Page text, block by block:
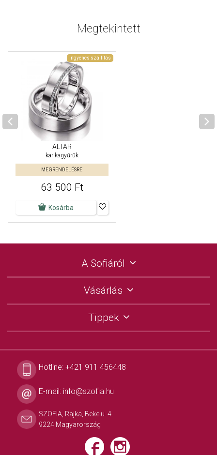
Megtekintett
Ingyenes szállítás
ALTAR
karikagyűrűk
MEGRENDELÉSRE
63 500 Ft
Kosárba
A Sofiáról
Vásárlás
Tippek
Hotline: +421 911 456448
E-mail: info@szofia.hu
SZOFIA, Rajka, Beke u. 4.
9224 Magyarország